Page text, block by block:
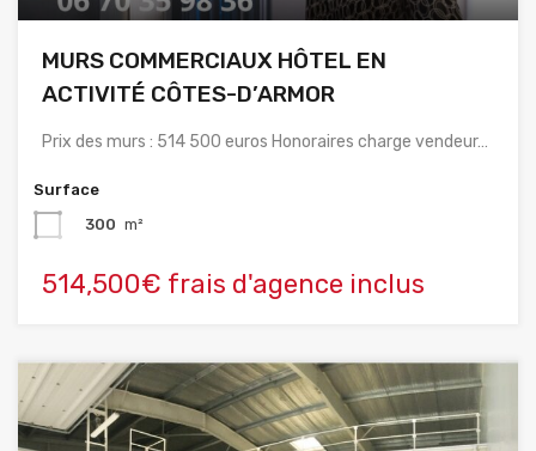
MURS COMMERCIAUX HÔTEL EN
ACTIVITÉ CÔTES-D’ARMOR
Prix des murs : 514 500 euros Honoraires charge vendeur…
Surface
300 m²
514,500€ frais d'agence inclus